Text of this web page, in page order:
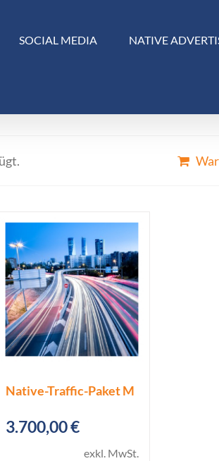
SOCIAL MEDIA NATIVE
Native-Traffic-Paket M
3.700,00€
exkl. MwSt.